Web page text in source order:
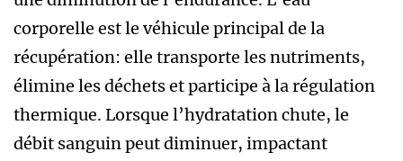
corporelle est le véhicule principal de la
récupération: elle transporte les nutriments,
élimine les déchets et participe à la régulation
thermique. Lorsque l’hydratation chute, le
débit sanguin peut diminuer, impactant